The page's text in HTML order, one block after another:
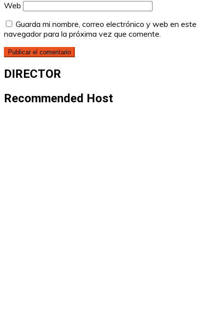
Web
Guarda mi nombre, correo electrónico y web en este
navegador para la próxima vez que comente.
DIRECTOR
Recommended Host